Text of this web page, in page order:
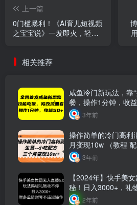
上一篇
0门槛暴利！《AI育儿短视频
之宝宝说》一发即火，轻松
相关推荐
咸鱼冷门新玩法，靠
餐，操作1分钟，收
3年前
操作简单的冷门高利
月变现10w （教程 配
3年前
【2024年】快手美
秘！日入3000+，礼
2年前